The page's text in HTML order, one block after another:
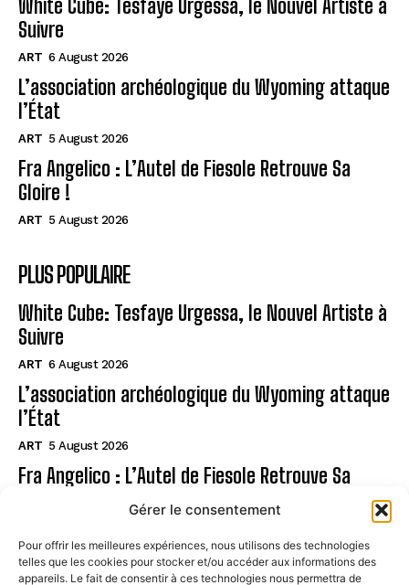
Gérer le consentement
Pour offrir les meilleures expériences, nous utilisons des technologies
telles que les cookies pour stocker et/ou accéder aux informations des
appareils. Le fait de consentir à ces technologies nous permettra de
White Cube: Tesfaye Urgessa, le Nouvel Artiste à
Suivre
ART 6 August 2026
L’association archéologique du Wyoming attaque
l’État
ART 5 August 2026
Fra Angelico : L’Autel de Fiesole Retrouve Sa
Gloire !
ART 5 August 2026
PLUS POPULAIRE
White Cube: Tesfaye Urgessa, le Nouvel Artiste à
Suivre
ART 6 August 2026
L’association archéologique du Wyoming attaque
l’État
ART 5 August 2026
Fra Angelico : L’Autel de Fiesole Retrouve Sa
Page